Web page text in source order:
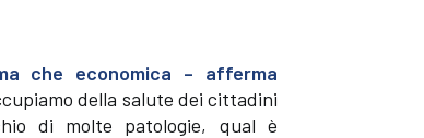
che economica – afferma
della salute dei cittadini
di molte patologie, qual è